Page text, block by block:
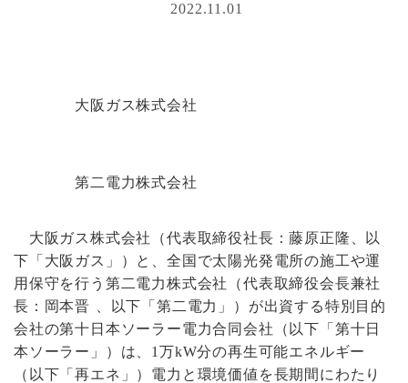
2022.11.01
大阪ガス株式会社
第二電力株式会社
大阪ガス株式会社（代表取締役社長：藤原正隆、以
下「大阪ガス」）と、全国で太陽光発電所の施工や運
用保守を行う第二電力株式会社（代表取締役会長兼社
長：岡本晋 、以下「第二電力」）が出資する特別目的
会社の第十日本ソーラー電力合同会社（以下「第十日
本ソーラー」）は、1万kW分の再生可能エネルギー
（以下「再エネ」）電力と環境価値を長期間にわたり